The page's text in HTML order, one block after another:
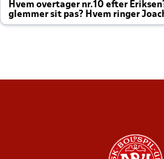
Hvem overtager nr.10 efter
glemmer sit pas? Hvem ringer
altid til efter kampe?